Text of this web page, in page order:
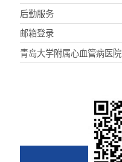
后勤服务
邮箱登录
青岛大学附属心血管病医院